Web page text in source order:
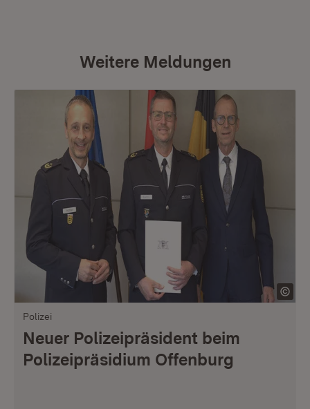
Weitere Meldungen
Polizei
Neuer Polizeipräsident beim
Polizeipräsidium Offenburg